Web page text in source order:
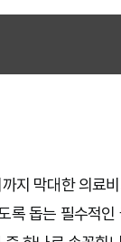
지 막대한 의료
록 돕는 필수적인